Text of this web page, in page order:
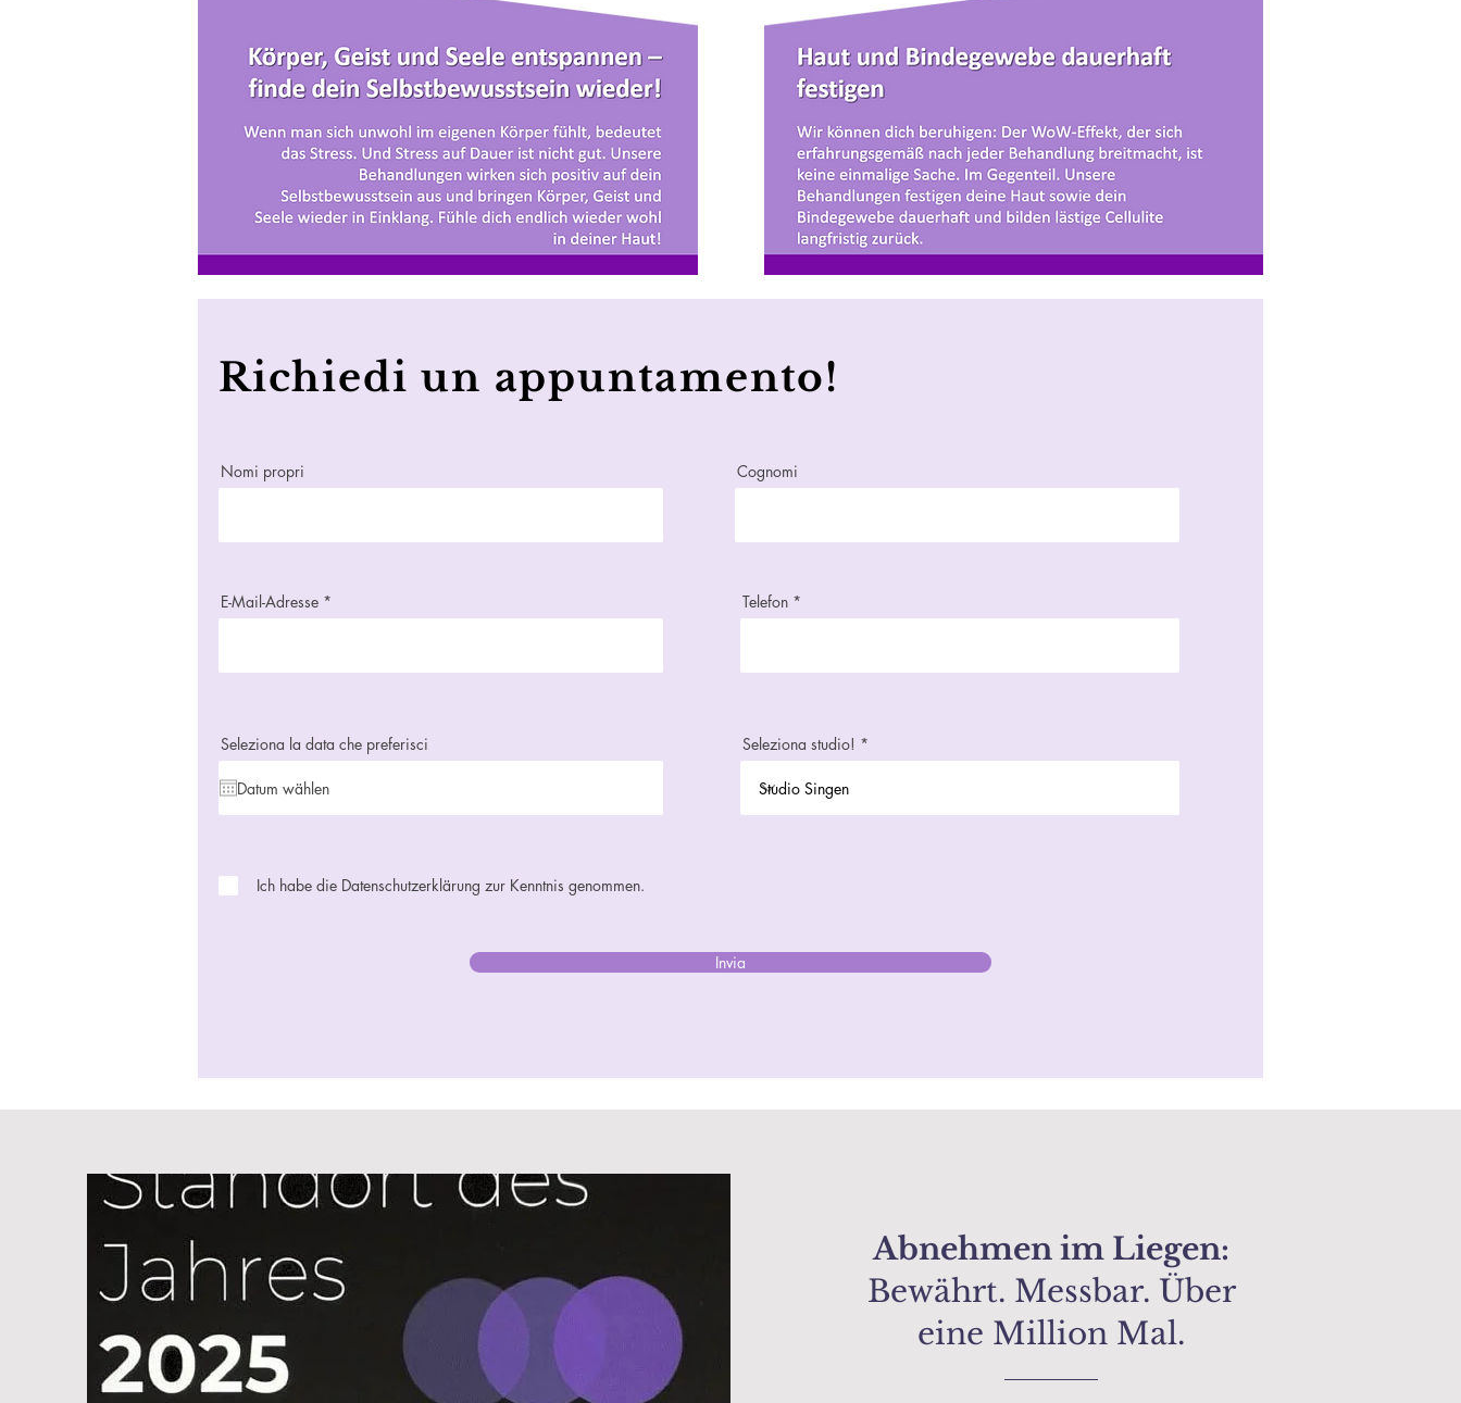
Richiedi un appuntamento!
Nomi propri
E-Mail-Adresse
Cognomi
Telefon
Seleziona la data che preferisci Seleziona studio!
Ich habe die Datenschutzerklärung zur Kenntnis genommen.
Invia
Abnehmen im Liegen:
Bewährt. Messbar. Über
eine Million Mal.